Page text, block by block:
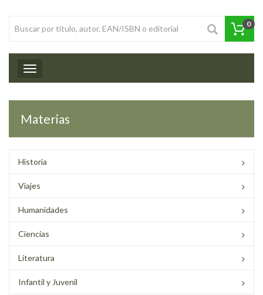
0
Toggle navigation
Materias
Historia
Viajes
Humanidades
Ciencias
Literatura
Infantil y Juvenil